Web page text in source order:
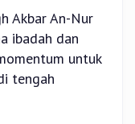
Akbar An-Nur
ibadah dan
untuk
tengah